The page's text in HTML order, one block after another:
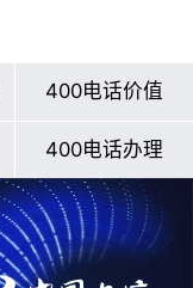
400电话价值
400电话办理